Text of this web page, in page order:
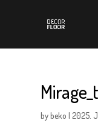
bybeko |2025.